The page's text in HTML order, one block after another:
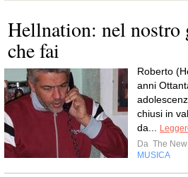
Hellnation: nel nostro
che fai
Roberto
anni
chiusi in
da...
Da The
MUSICA